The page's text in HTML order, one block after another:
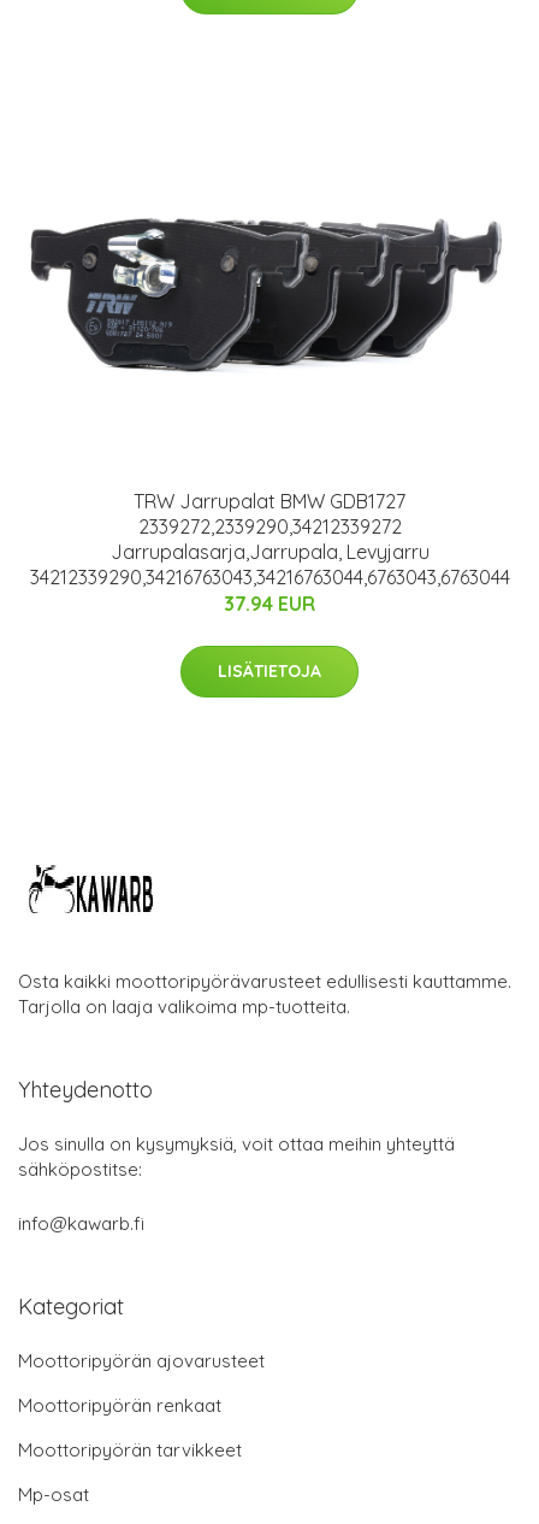
TRW Jarrupalat BMW GDB1727
2339272,2339290,34212339272
Jarrupalasarja,Jarrupala, Levyjarru
34212339290,34216763043,34216763044,6763043,6763044
37.94 EUR
LISÄTIETOJA
Osta kaikki moottoripyörävarusteet edullisesti kauttamme.
Tarjolla on laaja valikoima mp-tuotteita.
Yhteydenotto
Jos sinulla on kysymyksiä, voit ottaa meihin yhteyttä
sähköpostitse:
info@kawarb.fi
Kategoriat
Moottoripyörän ajovarusteet
Moottoripyörän renkaat
Moottoripyörän tarvikkeet
Mp-osat